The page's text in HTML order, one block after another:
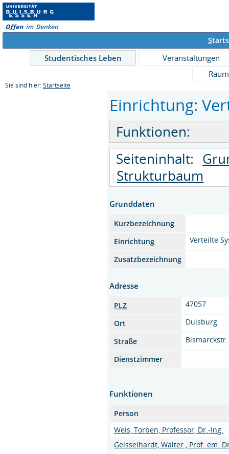
S
Studentisches Leben
Veranstaltungen
Sie sind hier: Startseite
Einrichtung:
Funktionen:
Seiteninhalt:
Strukturbaum
Grunddaten
Kurzbezeichnung
Einrichtung
Verteilte
Zusatzbezeichnung
Adresse
PLZ
47057
Ort
Duisburg
Straße
Bismarckstr.
Dienstzimmer
Funktionen
Person
Weis, Torben, Professor, Dr.-Ing.
Geisselhardt, Walter , Prof. em.